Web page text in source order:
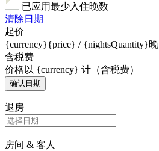
已应用最少入住晚数
清除日期
起价
{currency}{price} / {nightsQuantity}晚
含税费
价格以 {currency} 计（含税费）
确认日期
退房
房间 & 客人